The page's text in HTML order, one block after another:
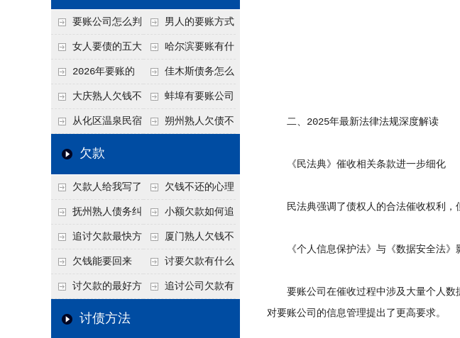
回！
要账公司怎么判
断这个案子能不能
接？接案评估的标准
男人的要账方式
是什么呢？
女人要债的五大
绝招,轻松搞定
哈尔滨要账有什
么合法手段？2026年
最新追账方式总结！
2026年要账的
七个小方法
佳木斯债务怎么
追回呢？2026年成功
要账就用这2招
大庆熟人欠钱不
还躲猫猫？2026年这
个“诉前调解”成功率
蚌埠有要账公司
吗？2026年这3个方
从化区温泉民宿
老板借钱不还？2026
施压，立马主动结清
朔州熟人欠债不
死账变活
欠款
欠款人给我写了
还款计划书有用吗？
书面承诺的法律效力
欠钱不还的心理
是什么？读懂欠款人
的心态催收事半功倍
抚州熟人债务纠
纷咋办？这一招好开
口
小额欠款如何追
讨
追讨欠款最快方
法是什么？
厦门熟人欠钱不
还？2026年合法秘
籍！
欠钱能要回来
吗？
讨要欠款有什么
好办法
讨欠款的最好方 追讨公司欠款有
讨债方法
二、2025年最新法律法规深度解读
《民法典》催收相关条款进一步细化
民法典强调了债权人的合法催收权利，
《个人信息保护法》与《数据安全法》
要账公司在催收过程中涉及大量个人数
对要账公司的信息管理提出了更高要求。